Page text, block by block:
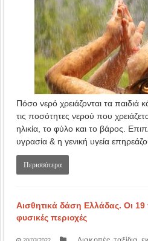
Πόσο νερό χρειάζονται τα παιδιά
τις ποσότητες νερού που
ηλικία, το φύλο και το βάρος.
υγρασία & η γενική υγεία
Περισσότερα
Αισθητικά δάση Ελλάδας. Οι
φυσικές περιοχές